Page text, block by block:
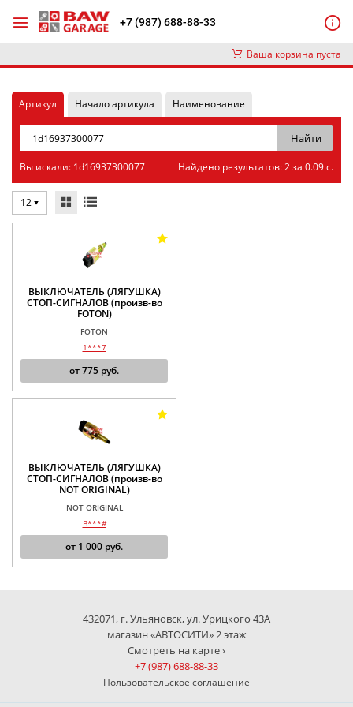
+7 (987) 688-88-33
Ваша корзина пуста
Артикул Начало артикула Наименование
Вы искали: 1d16937300077 Найдено результатов: 2 за 0.09 с.
12
ВЫКЛЮЧАТЕЛЬ (ЛЯГУШКА)
СТОП-СИГНАЛОВ (произв-во
FOTON)
FOTON
1***7
от775 руб.
ВЫКЛЮЧАТЕЛЬ (ЛЯГУШКА)
СТОП-СИГНАЛОВ (произв-во
NOT ORIGINAL)
NOT ORIGINAL
B***#
от 1 000 руб.
432071, г. Ульяновск, ул. Урицкого 43А
магазин «АВТОСИТИ» 2 этаж
Смотреть на карте ›
+7 (987) 688-88-33
Пользовательское соглашение